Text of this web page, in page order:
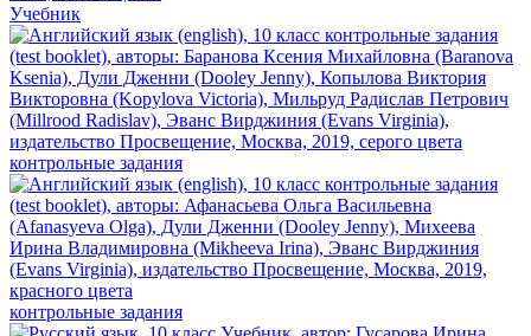
Учебник
контрольные задания
контрольные задания